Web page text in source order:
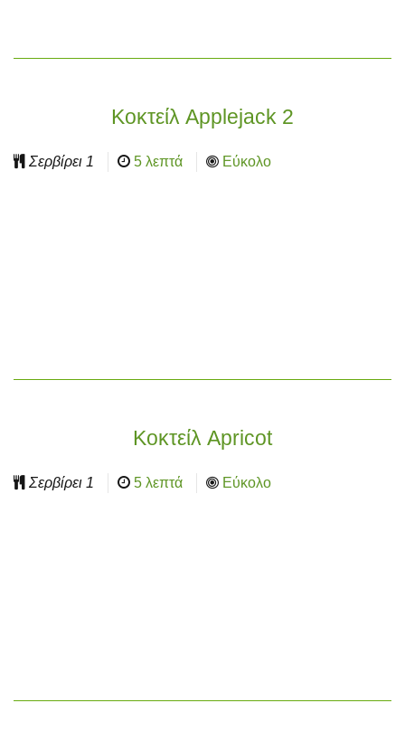
Κοκτείλ Applejack 2
Σερβίρει 1 5 λεπτά Εύκολο
Κοκτείλ Apricot
Σερβίρει 1 5 λεπτά Εύκολο